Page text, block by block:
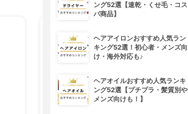
ング52選【速乾・くせ毛・コス
パ商品】
ヘアアイロンおすすめ人気ラン
キング52選！初心者・メンズ向
け・海外対応も♪
ヘアオイルおすすめ人気ランキ
ング52選【プチプラ・髪質別や
メンズ向けも！】